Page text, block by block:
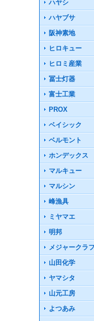
ハヤシ
ハヤブサ
阪神素地
ヒロキュー
ヒロミ産業
冨士灯器
富士工業
PROX
ベイシック
ベルモント
ホンデックス
マルキュー
マルシン
峰漁具
ミヤマエ
明邦
メジャークラ
山田化学
ヤマシタ
山元工房
よつあみ